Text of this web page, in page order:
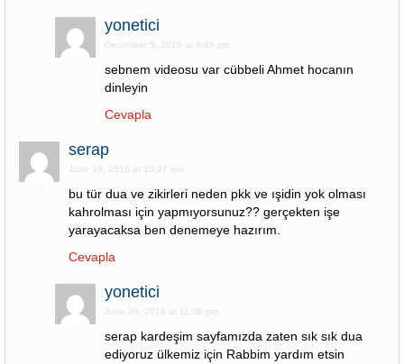
yonetici
December 5, 2016 at 8:48 pm
sebnem videosu var cübbeli Ahmet hocanın
dinleyin
Cevapla
serap
June 29, 2016 at 10:27 pm
bu tür dua ve zikirleri neden pkk ve ışidin yok olması
kahrolması için yapmıyorsunuz?? gerçekten işe
yarayacaksa ben denemeye hazırım.
Cevapla
yonetici
June 29, 2016 at 11:08 pm
serap kardeşim sayfamızda zaten sık sık dua
ediyoruz ülkemiz için Rabbim yardım etsin